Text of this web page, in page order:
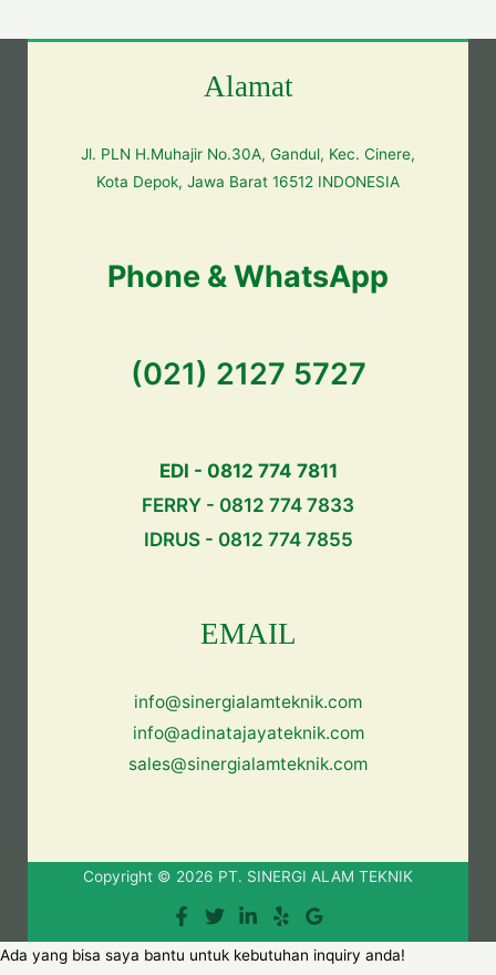
Alamat
Jl. PLN H.Muhajir No.30A, Gandul, Kec. Cinere,
Kota Depok, Jawa Barat 16512 INDONESIA
Phone & WhatsApp
(021) 2127 5727
EDI - 0812 774 7811
FERRY - 0812 774 7833
IDRUS - 0812 774 7855
EMAIL
info@sinergialamteknik.com
info@adinatajayateknik.com
sales@sinergialamteknik.com
Copyright © 2026 PT. SINERGI ALAM TEKNIK
Ada yang bisa saya bantu untuk kebutuhan inquiry anda!